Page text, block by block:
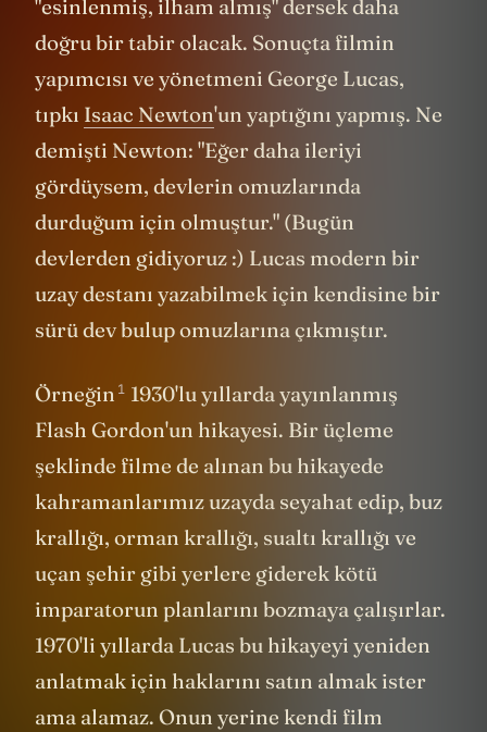
"esinlenmiş, ilham almış" dersek daha
doğru bir tabir olacak. Sonuçta filmin
yapımcısı ve yönetmeni George Lucas,
tıpkı Isaac Newton'un yaptığını yapmış. Ne
demişti Newton: "Eğer daha ileriyi
gördüysem, devlerin omuzlarında
durduğum için olmuştur." (Bugün
devlerden gidiyoruz :) Lucas modern bir
uzay destanı yazabilmek için kendisine bir
sürü dev bulup omuzlarına çıkmıştır.
Örneğin 1 1930'lu yıllarda yayınlanmış
Flash Gordon'un hikayesi. Bir üçleme
şeklinde filme de alınan bu hikayede
kahramanlarımız uzayda seyahat edip, buz
krallığı, orman krallığı, sualtı krallığı ve
uçan şehir gibi yerlere giderek kötü
imparatorun planlarını bozmaya çalışırlar.
1970'li yıllarda Lucas bu hikayeyi yeniden
anlatmak için haklarını satın almak ister
ama alamaz. Onun yerine kendi film